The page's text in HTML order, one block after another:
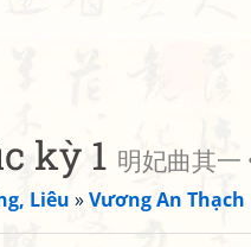
kỳ 1 明妃曲其
Liêu »Vương An Thạch